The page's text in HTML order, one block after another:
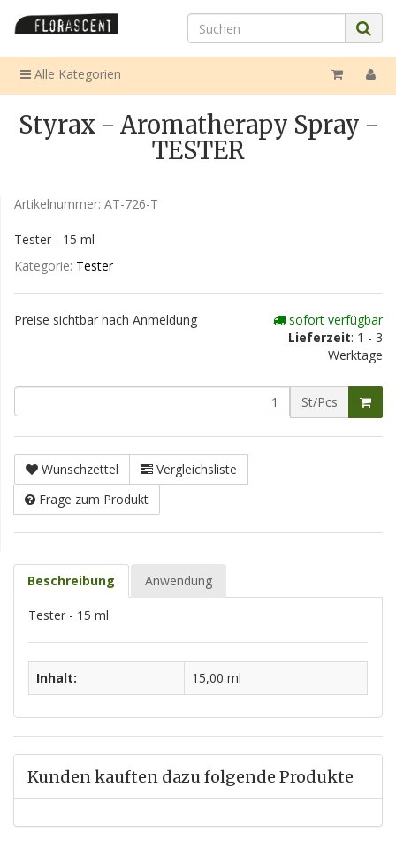
Alle Kategorien
Styrax - Aromatherapy Spray -
TESTER
Artikelnummer: AT-726-T
Tester - 15 ml
Kategorie: Tester
Preise sichtbar nach Anmeldung
sofort verfügbar
Lieferzeit: 1 - 3
Werktage
St/Pcs
Wunschzettel
Vergleichsliste
Frage zum Produkt
Beschreibung Anwendung
Tester - 15 ml
Inhalt: 15,00 ml
Kunden kauften dazu folgende Produkte